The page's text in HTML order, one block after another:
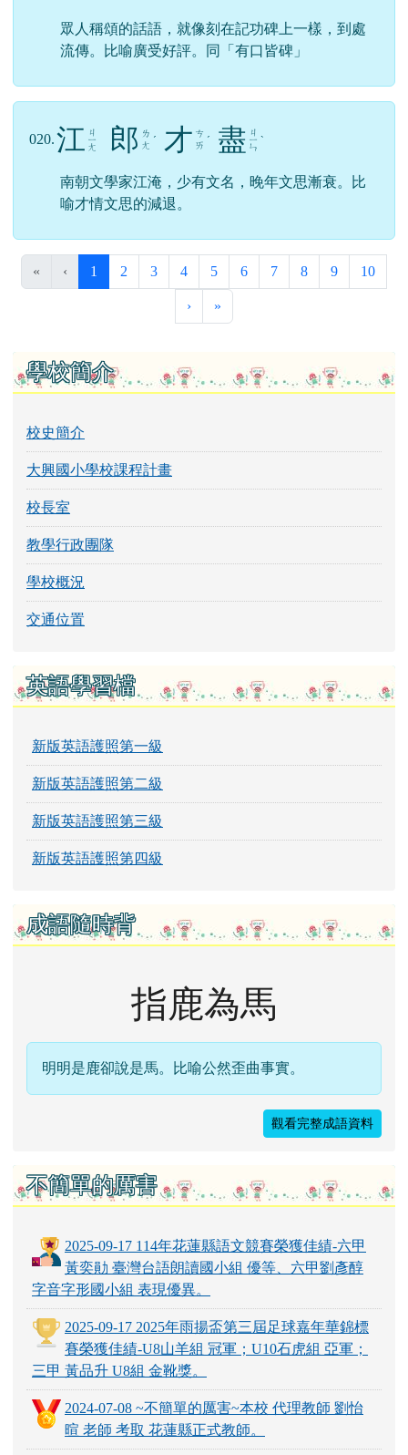
眾人稱頌的話語，就像刻在記功碑上一樣，到處
流傳。比喻廣受好評。同「有口皆碑」
020.江 ㄐ
ㄧ
ㄤ 郎 ㄌ
ㄤ ˊ 才 ㄘ
ㄞ ˊ 盡 ㄐ
ㄧ
ㄣ
ˋ
南朝文學家江淹，少有文名，晚年文思漸衰。比
喻才情文思的減退。
« ‹ 1 (目前頁次)
2 3 4 5 6 7 8 9 10
›下一頁
»最後頁
左邊區域內容
學校簡介
校史簡介
大興國小學校課程計畫
校長室
教學行政團隊
學校概況
交通位置
英語學習檔
新版英語護照第一級
新版英語護照第二級
新版英語護照第三級
新版英語護照第四級
成語隨時背
指鹿為馬
明明是鹿卻說是馬。比喻公然歪曲事實。
觀看完整成語資料
不簡單的厲害
2025-09-17 114年花蓮縣語文競賽榮獲佳績-六甲
黃奕勛 臺灣台語朗讀國小組 優等、六甲劉彥醇
字音字形國小組 表現優異。
2025-09-17 2025年雨揚盃第三屆足球嘉年華錦標
賽榮獲佳績-U8山羊組 冠軍；U10石虎組 亞軍；
三甲 黃品升 U8組 金靴獎。
2024-07-08 ~不簡單的厲害~本校 代理教師 劉怡
暄 老師 考取 花蓮縣正式教師。